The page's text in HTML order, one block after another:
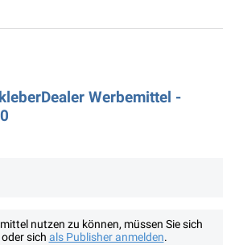
Werbemittel -
nutzen zu können, müssen Sie sich
sich als Publisher anmelden.